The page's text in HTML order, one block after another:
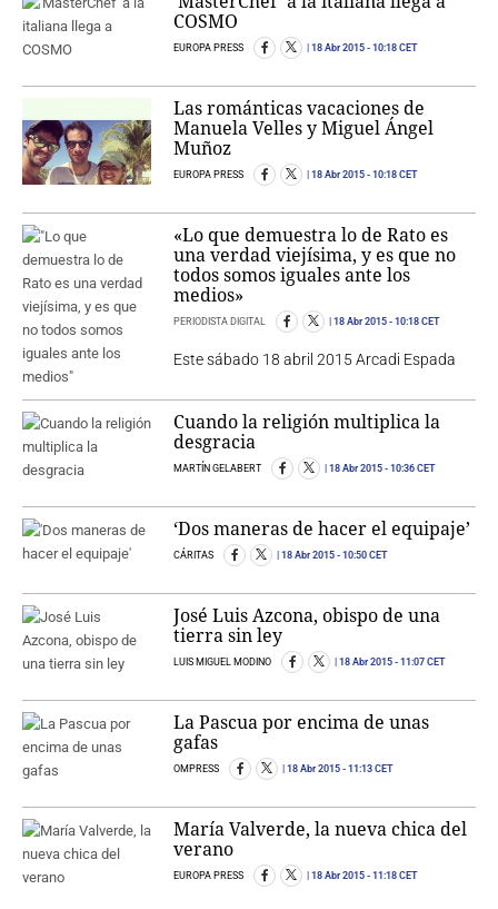
COSMO
EUROPA PRESS 18 Abr 2015 - 10:18 CET
Las románticas vacaciones de
Manuela Velles y Miguel Ángel
Muñoz
EUROPA PRESS 18 Abr 2015 - 10:18 CET
«Lo que demuestra lo de Rato es
una verdad viejísima, y es que no
todos somos iguales ante los
medios»
PERIODISTA DIGITAL 18 Abr 2015 - 10:18 CET
Este sábado 18 abril 2015 Arcadi Espada
Cuando la religión multiplica la
desgracia
MARTÍN GELABERT 18 Abr 2015 - 10:36 CET
‘Dos maneras de hacer el equipaje’
CÁRITAS 18 Abr 2015 - 10:50 CET
José Luis Azcona, obispo de una
tierra sin ley
LUIS MIGUEL MODINO 18 Abr 2015 - 11:07 CET
La Pascua por encima de unas
gafas
OMPRESS 18 Abr 2015 - 11:13 CET
María Valverde, la nueva chica del
verano
EUROPA PRESS 18 Abr 2015 - 11:18 CET